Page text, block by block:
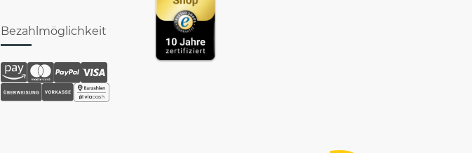
Bezahlmöglichkeit